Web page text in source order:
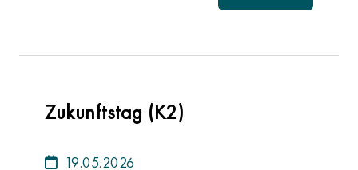
Zukunftstag (K2)
19.05.2026